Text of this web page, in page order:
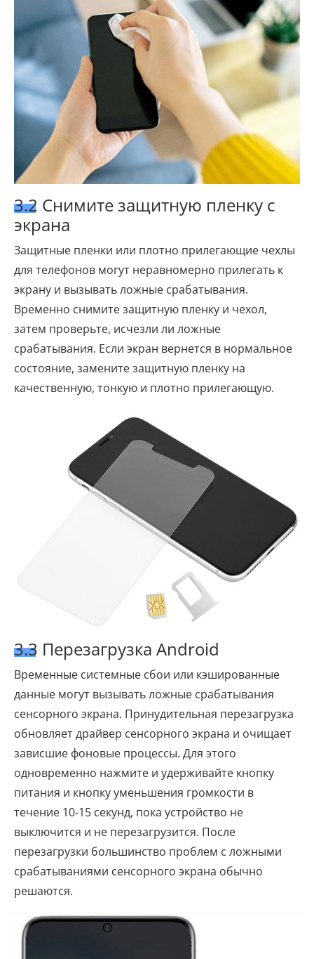
3.2 Снимите защитную пленку с
экрана
Защитные пленки или плотно прилегающие чехлы
для телефонов могут неравномерно прилегать к
экрану и вызывать ложные срабатывания.
Временно снимите защитную пленку и чехол,
затем проверьте, исчезли ли ложные
срабатывания. Если экран вернется в нормальное
состояние, замените защитную пленку на
качественную, тонкую и плотно прилегающую.
3.3 Перезагрузка Android
Временные системные сбои или кэшированные
данные могут вызывать ложные срабатывания
сенсорного экрана. Принудительная перезагрузка
обновляет драйвер сенсорного экрана и очищает
зависшие фоновые процессы. Для этого
одновременно нажмите и удерживайте кнопку
питания и кнопку уменьшения громкости в
течение 10-15 секунд, пока устройство не
выключится и не перезагрузится. После
перезагрузки большинство проблем с ложными
срабатываниями сенсорного экрана обычно
решаются.